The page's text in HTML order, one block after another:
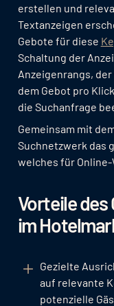
erstellen und
Textanzeigen
Gebote für diese
Schaltung der
Anzeigenrangs,
dem Gebot pro
die Suchanfrage
Gemeinsam mit
Suchnetzwerk das
welches für
Vorteile
im
Gezielte
auf relevante
potenzielle